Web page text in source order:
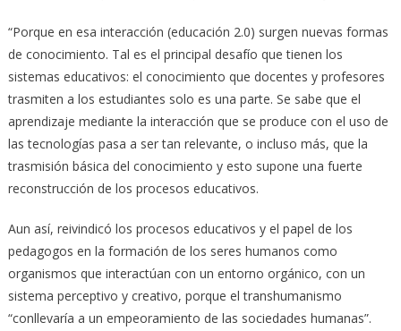
“Porque en esa interacción (educación 2.0) surgen nuevas formas
de conocimiento. Tal es el principal desafío que tienen los
sistemas educativos: el conocimiento que docentes y profesores
trasmiten a los estudiantes solo es una parte. Se sabe que el
aprendizaje mediante la interacción que se produce con el uso de
las tecnologías pasa a ser tan relevante, o incluso más, que la
trasmisión básica del conocimiento y esto supone una fuerte
reconstrucción de los procesos educativos.
Aun así, reivindicó los procesos educativos y el papel de los
pedagogos en la formación de los seres humanos como
organismos que interactúan con un entorno orgánico, con un
sistema perceptivo y creativo, porque el transhumanismo
“conllevaría a un empeoramiento de las sociedades humanas”.